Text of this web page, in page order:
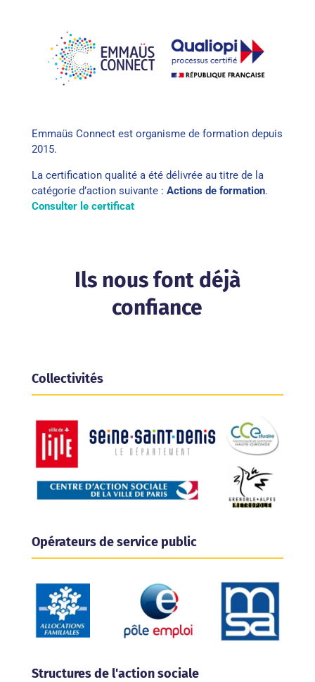
Emmaüs Connect est organisme de formation depuis
2015.
La certification qualité a été délivrée au titre de la
catégorie d’action suivante : Actions de formation.
Consulter le certificat
Ils nous font déjà
confiance
Collectivités
Opérateurs de service public
Structures de l'action sociale